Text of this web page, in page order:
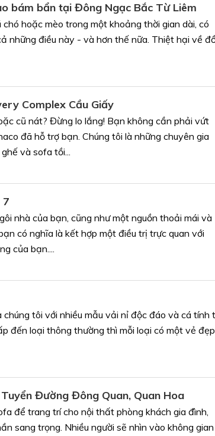
bám bẩn tại Đông Ngạc Bắc Từ Liêm
hoặc mèo trong một khoảng thời gian dài, có
những điều này - và hơn thế nữa. Thiệt hại về
Complex Cầu Giấy
cũ nát? Đừng lo lắng! Bạn không cần phải vứt
đã hỗ trợ bạn. Chúng tôi là những chuyên gia
và sofa tồi...
7
nhà của bạn, cũng như một nguồn thoải mái và
có nghĩa là kết hợp một điều trị trực quan với
của bạn....
tôi với nhiều mẫu vải nỉ độc đáo và cá tính
đến loại thông thường thì mỗi loại có một vẻ đẹp
Đường Đông Quan, Quan Hoa
để trang trí cho nội thất phòng khách gia đình,
sang trọng. Nhiều người sẽ nhìn vào không gian